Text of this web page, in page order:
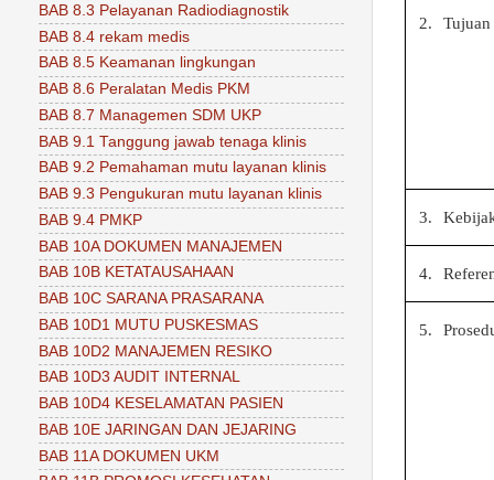
2. Tujuan
3.
4.
5.
BAB 8.3 Pelayanan Radiodiagnostik
BAB 8.4 rekam medis
BAB 8.5 Keamanan lingkungan
BAB 8.6 Peralatan Medis PKM
BAB 8.7 Managemen SDM UKP
BAB 9.1 Tanggung jawab tenaga klinis
BAB 9.2 Pemahaman mutu layanan klinis
BAB 9.3 Pengukuran mutu layanan klinis
BAB 9.4 PMKP
BAB 10A DOKUMEN MANAJEMEN
BAB 10B KETATAUSAHAAN
BAB 10C SARANA PRASARANA
BAB 10D1 MUTU PUSKESMAS
BAB 10D2 MANAJEMEN RESIKO
BAB 10D3 AUDIT INTERNAL
BAB 10D4 KESELAMATAN PASIEN
BAB 10E JARINGAN DAN JEJARING
BAB 11A DOKUMEN UKM